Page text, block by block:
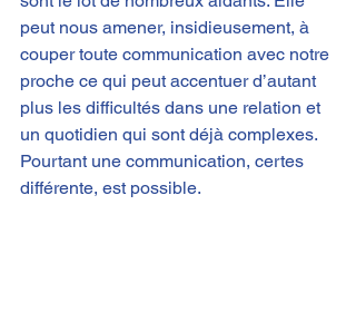
peut nous amener, insidieusement, à
couper toute communication avec notre
proche ce qui peut accentuer d’autant
plus les difficultés dans une relation et
un quotidien qui sont déjà complexes.
Pourtant une communication, certes
différente, est possible.